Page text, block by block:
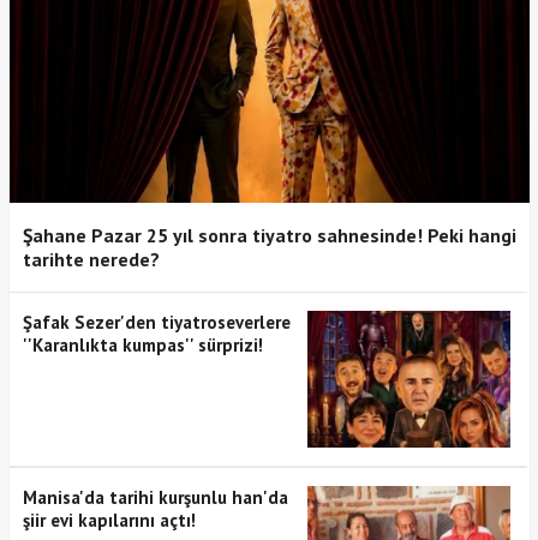
Şahane Pazar 25 yıl sonra tiyatro sahnesinde! Peki hangi
tarihte nerede?
Şafak Sezer'den tiyatroseverlere
''Karanlıkta kumpas'' sürprizi!
Manisa'da tarihi kurşunlu han'da
şiir evi kapılarını açtı!